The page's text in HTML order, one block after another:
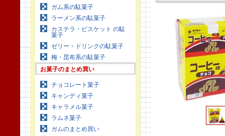
ガム系の駄菓子
ラーメン系の駄菓子
カステラ・ビスケット の駄
菓子
ゼリー・ドリンクの駄菓子
梅・昆布系の駄菓子
お菓子のまとめ買い
チョコレート菓子
キャンディ菓子
キャラメル菓子
ラムネ菓子
ガムのまとめ買い